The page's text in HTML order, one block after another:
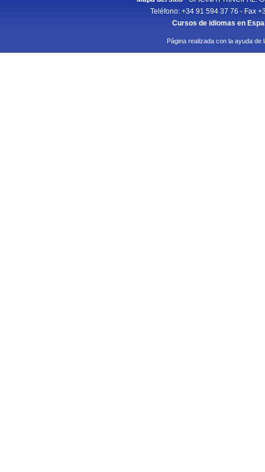
Teléfono: +34 91 594 37 76 - Fax
Cursos de idiomas en
Página realizada con la ayuda